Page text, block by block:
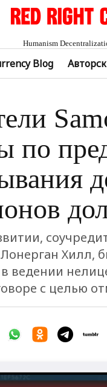
Humanism
Blog
по
Хилл,
с целью